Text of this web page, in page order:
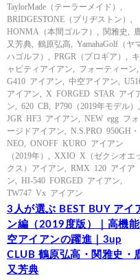
TaylorMade（テーラーメイド）
BRIDGESTONE（ブリヂストン）
HONMA（本間ゴルフ）
関雅史
又芳典
鶴原弘高
YamahaGolf（ヤ
ハゴルフ）
PRGR（プロギア）
キ
ャビティアイアン
フォーティーン
G410 アイアン
中空アイアン
アイアン
X FORGED STAR アイ
ン
620 CB P790（2019年モデル）
JGR HF3 アイアン
NEW egg フォ
ージドアイアン
N.S.PRO 950GH・
NEO
ONOFF KURO アイアン
（2019年）
XXIO X（ゼクシオエ
クス）アイアン
RMX 120 アイア
ン
HI-540 FORGED アイアン
TW747 Vx アイアン
3人が選ぶ BEST BUY アイ
ン編（2019度版）｜高機能
空アイアンの躍進｜3up
CLUB 鶴原弘高・関雅史・
又芳典